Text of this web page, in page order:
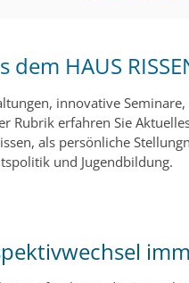
dem HAUS
innovative
Rubrik erfahren Sie
als persönliche
und Jugendbildung.